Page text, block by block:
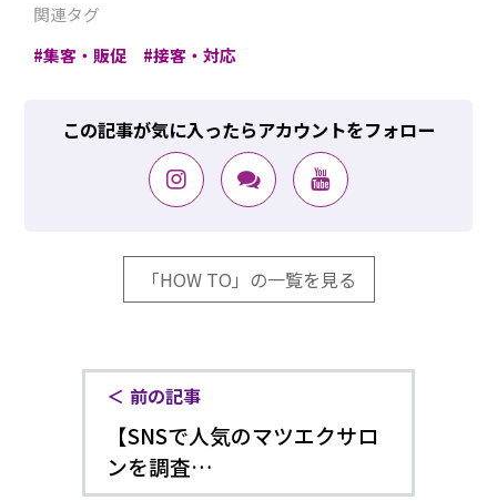
関連タグ
集客・販促
接客・対応
この記事が気に入ったらアカウントをフォロー
「HOW TO」の一覧を見る
前の記事
【SNSで人気のマツエクサロ
ンを調査…